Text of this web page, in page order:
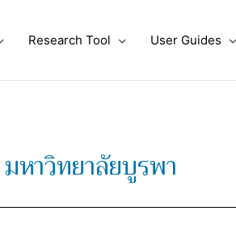
Research Tool User Guides
หาวิทยาลัยบูรพา